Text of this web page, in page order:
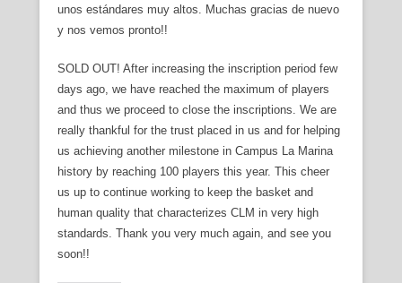
unos estándares muy altos. Muchas gracias de nuevo
y nos vemos pronto!!
SOLD OUT! After increasing the inscription period few
days ago, we have reached the maximum of players
and thus we proceed to close the inscriptions. We are
really thankful for the trust placed in us and for helping
us achieving another milestone in Campus La Marina
history by reaching 100 players this year. This cheer
us up to continue working to keep the basket and
human quality that characterizes CLM in very high
standards. Thank you very much again, and see you
soon!!